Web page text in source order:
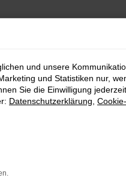
und unsere
und Statistiken nur,
Sie die Einwilligung
Datenschutzerklärung